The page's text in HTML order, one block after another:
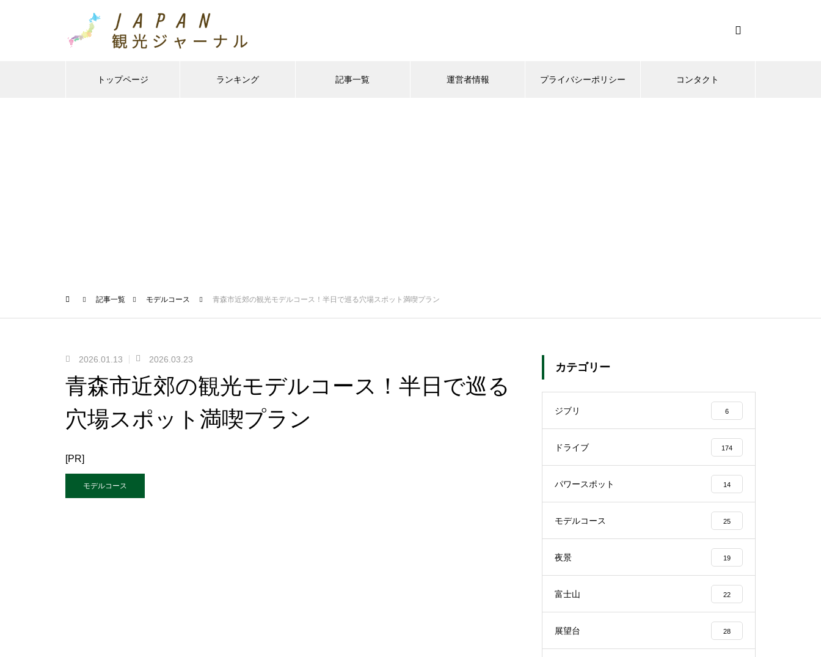
トップページ ランキング 記事一覧 運営者情報 プライバシーポリシー コンタクト
記事一覧 モデルコース 青森市近郊の観光モデルコース！半日で巡る穴場スポット満喫プラン
2026.01.13 2026.03.23
青森市近郊の観光モデルコース！半日で巡る
穴場スポット満喫プラン
[PR]
モデルコース
カテゴリー
ジブリ 6
ドライブ 174
パワースポット 14
モデルコース 25
夜景 19
富士山 22
展望台 28